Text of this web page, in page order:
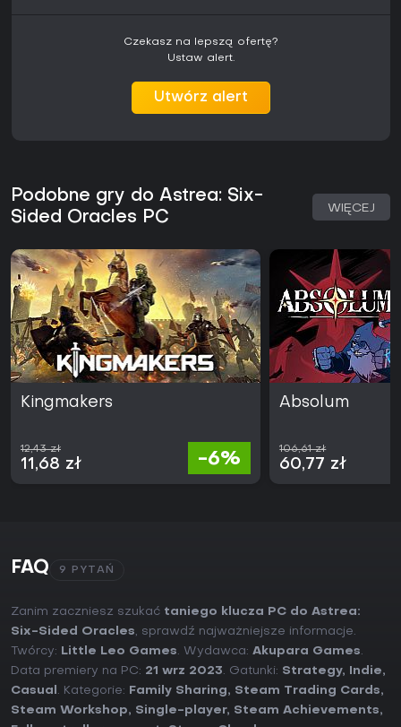
Czekasz na lepszą ofertę?
Ustaw alert.
Utwórz alert
Podobne gry do Astrea: Six-
Sided Oracles PC
WIĘCEJ
Kingmakers
12,43 zł
11,68 zł -6%
Absolum
106,61 zł
60,77 zł
FAQ 9 PYTAŃ
Zanim zaczniesz szukać taniego klucza PC do Astrea:
Six-Sided Oracles, sprawdź najważniejsze informacje.
Twórcy:
Little Leo Games. Wydawca: Akupara Games.
Data premiery na PC: 21 wrz 2023. Gatunki: Strategy, Indie,
Casual . Kategorie: Family Sharing, Steam Trading Cards,
Steam Workshop, Single-player, Steam Achievements,